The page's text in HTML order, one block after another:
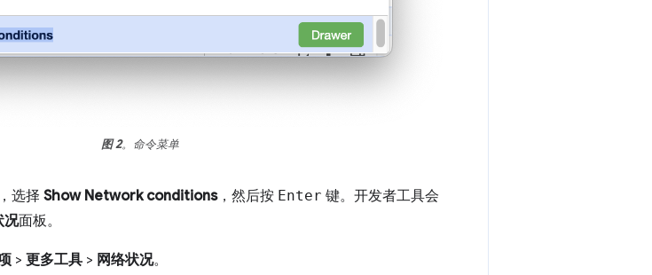
图 2。命令菜单
，选择 Show Network conditions，然后按 Enter 键。开发者工具会
况面板。
> 更多工具 > 网络状况。